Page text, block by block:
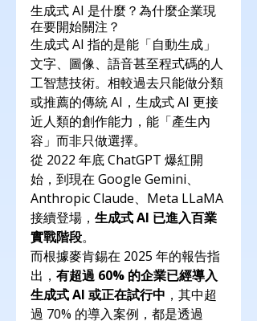
生成式 AI 是什麼？為什麼企業現
在要開始關注？
生成式 AI 指的是能「自動生成」
文字、圖像、語音甚至程式碼的人
工智慧技術。相較過去只能做分類
或推薦的傳統 AI，生成式 AI 更接
近人類的創作能力，能「產生內
容」而非只做選擇。
從 2022 年底 ChatGPT 爆紅開
始，到現在 Google Gemini、
Anthropic Claude、Meta LLaMA
接續登場， 生成式 AI 已進入百業
實戰階段。
而根據麥肯錫在 2025 年的報告指
出， 有超過 60% 的企業已經導入
生成式 AI 或正在試行中 ，其中超
過 70% 的導入案例，都是透過